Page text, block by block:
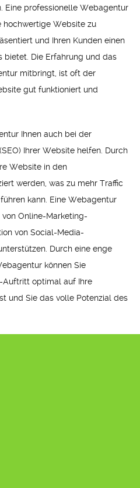
Eine professionelle Webagentur
hochwertige Website zu
und Ihren Kunden einen
bietet. Die Erfahrung und das
mitbringt, ist oft der
gut funktioniert und
Ihnen auch bei der
Ihrer Website helfen. Durch
Website in den
werden, was zu mehr Traffic
kann. Eine Webagentur
Online-Marketing-
von Social-Media-
Durch eine enge
können Sie
Auftritt optimal auf Ihre
und Sie das volle Potenzial des